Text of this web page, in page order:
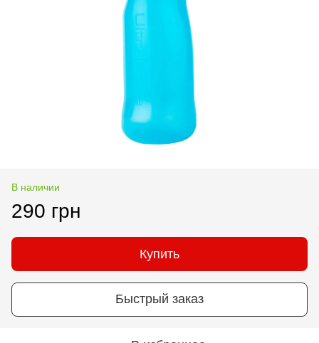
В наличии
290 грн
Купить
Быстрый заказ